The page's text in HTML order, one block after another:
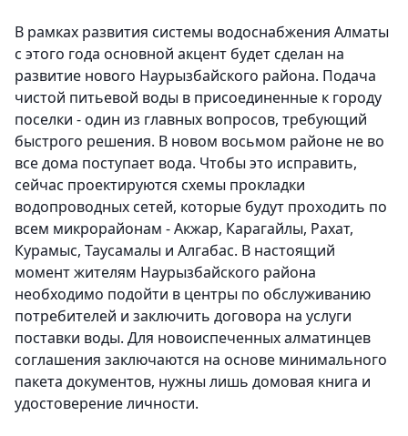
В рамках развития системы водоснабжения Алматы
с этого года основной акцент будет сделан на
развитие нового Наурызбайского района. Подача
чистой питьевой воды в присоединенные к городу
поселки - один из главных вопросов, требующий
быстрого решения. В новом восьмом районе не во
все дома поступает вода. Чтобы это исправить,
сейчас проектируются схемы прокладки
водопроводных сетей, которые будут проходить по
всем микрорайонам - Акжар, Карагайлы, Рахат,
Курамыс, Таусамалы и Алгабас. В настоящий
момент жителям Наурызбайского района
необходимо подойти в центры по обслуживанию
потребителей и заключить договора на услуги
поставки воды. Для новоиспеченных алматинцев
соглашения заключаются на основе минимального
пакета документов, нужны лишь домовая книга и
удостоверение личности.